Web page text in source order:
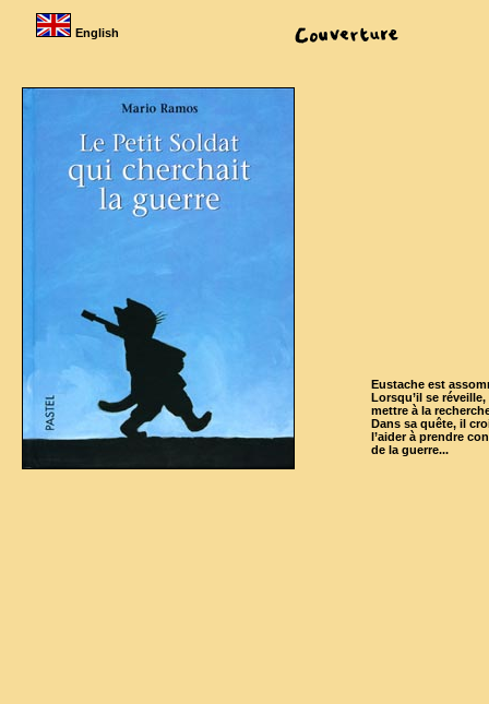
English
Eustache est
Lorsqu’il se
mettre à la
Dans sa quête, il
l’aider à prendre
de la guerre...